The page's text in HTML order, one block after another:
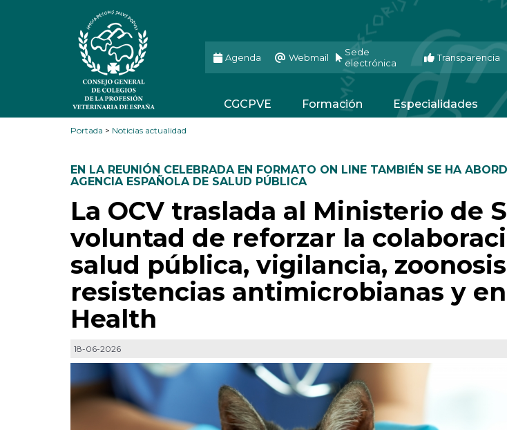
Agenda Webmail
Sede
electrónica
Transparencia
CGCPVE Formación Especialidades
Portada > Noticias actualidad
EN LA REUNIÓN CELEBRADA EN FORMATO ON LINE TAMBIÉN SE HA
AGENCIA ESPAÑOLA DE SALUD PÚBLICA
La OCV traslada al Ministerio de
voluntad de reforzar la
salud pública, vigilancia,
resistencias antimicrobianas y
Health
18-06-2026